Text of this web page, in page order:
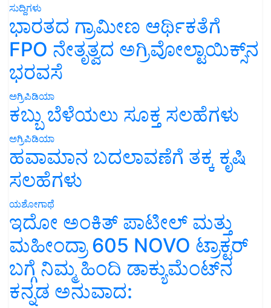
ಸುದ್ದಿಗಳು
ಭಾರತದ ಗ್ರಾಮೀಣ ಆರ್ಥಿಕತೆಗೆ
FPO ನೇತೃತ್ವದ ಅಗ್ರಿವೋಲ್ಟಾಯಿಕ್ಸ್‌ನ
ಭರವಸೆ
ಅಗ್ರಿಪಿಡಿಯಾ
ಕಬ್ಬು ಬೆಳೆಯಲು ಸೂಕ್ತ ಸಲಹೆಗಳು
ಅಗ್ರಿಪಿಡಿಯಾ
ಹವಾಮಾನ ಬದಲಾವಣೆಗೆ ತಕ್ಕ ಕೃಷಿ
ಸಲಹೆಗಳು
ಯಶೋಗಾಥೆ
ಇದೋ ಅಂಕಿತ್ ಪಾಟೀಲ್ ಮತ್ತು
ಮಹೀಂದ್ರಾ 605 NOVO ಟ್ರಾಕ್ಟರ್
ಬಗ್ಗೆ ನಿಮ್ಮ ಹಿಂದಿ ಡಾಕ್ಯುಮೆಂಟ್‌ನ
ಕನ್ನಡ ಅನುವಾದ: